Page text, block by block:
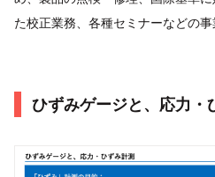
た校正業務、各種セミナーなどの事
ひずみゲージと、応力・